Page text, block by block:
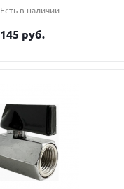
Есть в наличии
145 руб.